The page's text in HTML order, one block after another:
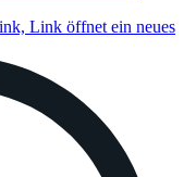
Link öffnet ein neues